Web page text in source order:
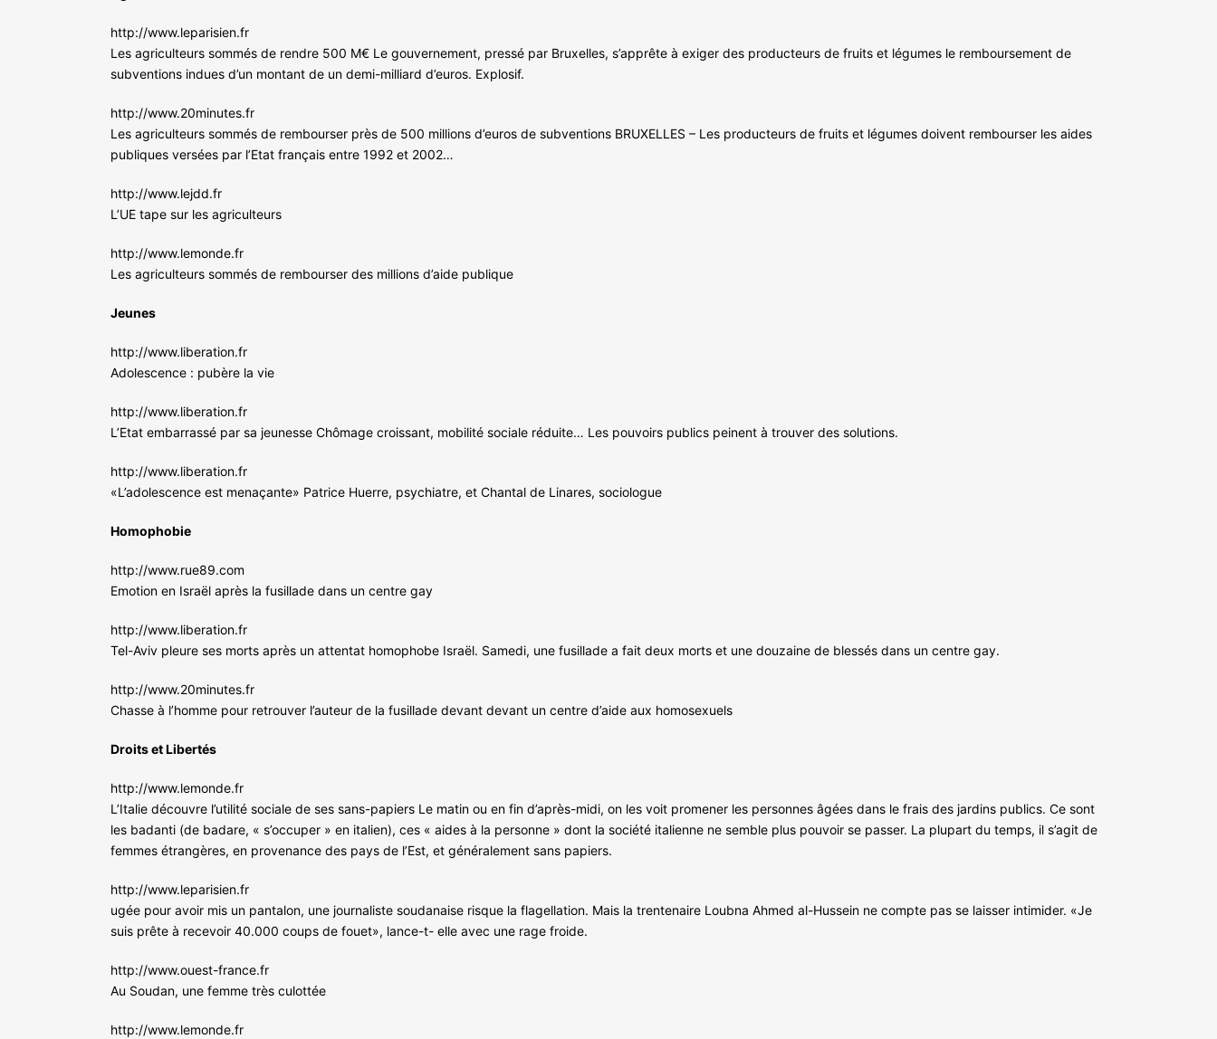
http://www.leparisien.fr
Les agriculteurs sommés de rendre 500 M€ Le gouvernement, pressé par Bruxelles, s’apprête à exiger des producteurs de fruits et légumes le remboursement de
subventions indues d’un montant de un demi-milliard d’euros. Explosif.
http://www.20minutes.fr
Les agriculteurs sommés de rembourser près de 500 millions d’euros de subventions BRUXELLES – Les producteurs de fruits et légumes doivent rembourser les aides
publiques versées par l’Etat français entre 1992 et 2002…
http://www.lejdd.fr
L’UE tape sur les agriculteurs
http://www.lemonde.fr
Les agriculteurs sommés de rembourser des millions d’aide publique
Jeunes
http://www.liberation.fr
Adolescence : pubère la vie
http://www.liberation.fr
L’Etat embarrassé par sa jeunesse Chômage croissant, mobilité sociale réduite… Les pouvoirs publics peinent à trouver des solutions.
http://www.liberation.fr
«L’adolescence est menaçante» Patrice Huerre, psychiatre, et Chantal de Linares, sociologue
Homophobie
http://www.rue89.com
Emotion en Israël après la fusillade dans un centre gay
http://www.liberation.fr
Tel-Aviv pleure ses morts après un attentat homophobe Israël. Samedi, une fusillade a fait deux morts et une douzaine de blessés dans un centre gay.
http://www.20minutes.fr
Chasse à l’homme pour retrouver l’auteur de la fusillade devant devant un centre d’aide aux homosexuels
Droits et Libertés
http://www.lemonde.fr
L’Italie découvre l’utilité sociale de ses sans-papiers Le matin ou en fin d’après-midi, on les voit promener les personnes âgées dans le frais des jardins publics. Ce sont
les badanti (de badare, « s’occuper » en italien), ces « aides à la personne » dont la société italienne ne semble plus pouvoir se passer. La plupart du temps, il s’agit de
femmes étrangères, en provenance des pays de l’Est, et généralement sans papiers.
http://www.leparisien.fr
ugée pour avoir mis un pantalon, une journaliste soudanaise risque la flagellation. Mais la trentenaire Loubna Ahmed al-Hussein ne compte pas se laisser intimider. «Je
suis prête à recevoir 40.000 coups de fouet», lance-t- elle avec une rage froide.
http://www.ouest-france.fr
Au Soudan, une femme très culottée
http://www.lemonde.fr